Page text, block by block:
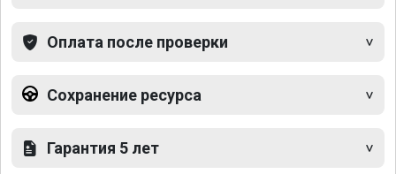
Оплата после проверки
Сохранение ресурса
Гарантия 5 лет